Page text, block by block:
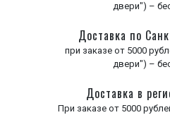
двери") –
Доставка по
при заказе от 5000
двери") –
Доставка в
При заказе от 5000